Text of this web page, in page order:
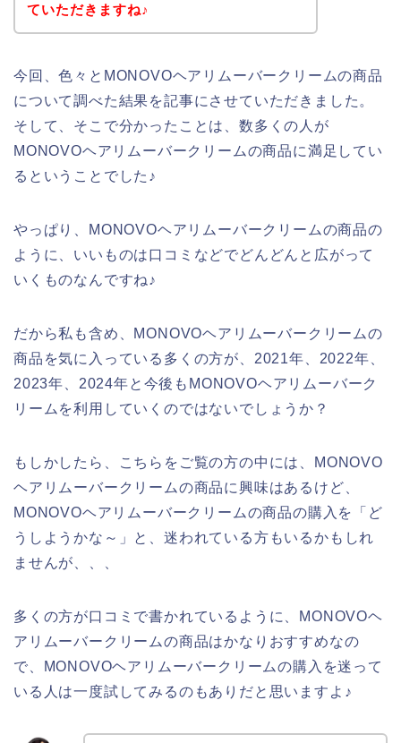
ていただきますね♪
今回、色々とMONOVOヘアリムーバークリームの商品
について調べた結果を記事にさせていただきました。
そして、そこで分かったことは、数多くの人が
MONOVOヘアリムーバークリームの商品に満足してい
るということでした♪
やっぱり、MONOVOヘアリムーバークリームの商品の
ように、いいものは口コミなどでどんどんと広がって
いくものなんですね♪
だから私も含め、MONOVOヘアリムーバークリームの
商品を気に入っている多くの方が、2021年、2022年、
2023年、2024年と今後もMONOVOヘアリムーバーク
リームを利用していくのではないでしょうか？
もしかしたら、こちらをご覧の方の中には、MONOVO
ヘアリムーバークリームの商品に興味はあるけど、
MONOVOヘアリムーバークリームの商品の購入を「ど
うしようかな～」と、迷われている方もいるかもしれ
ませんが、、、
多くの方が口コミで書かれているように、MONOVOヘ
アリムーバークリームの商品はかなりおすすめなの
で、MONOVOヘアリムーバークリームの購入を迷って
いる人は一度試してみるのもありだと思いますよ♪